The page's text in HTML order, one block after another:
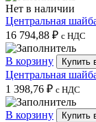
Нет в наличии
Центральная
16 794,88 ₽ с НДС
В корзину Купить
Центральная
1 398,76 ₽ с НДС
В корзину Купить